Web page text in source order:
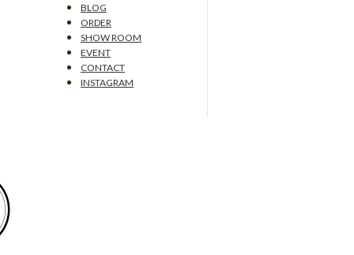
BLOG
ORDER
SHOW ROOM
EVENT
CONTACT
INSTAGRAM